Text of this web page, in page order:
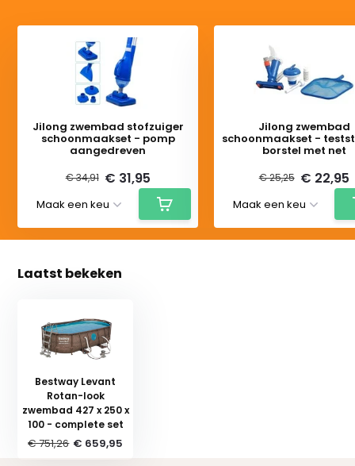
Jilong zwembad stofzuiger
schoonmaakset - pomp
aangedreven
€ 34,91 € 31,95
Jilong zwembad
schoonmaakset -
borstel met net
€ 25,25 € 22,95
Laatst bekeken
Bestway Levant
Rotan-look
zwembad 427 x 250 x
100 - complete set
€ 751,26 € 659,95